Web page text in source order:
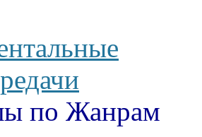
по Жанрам